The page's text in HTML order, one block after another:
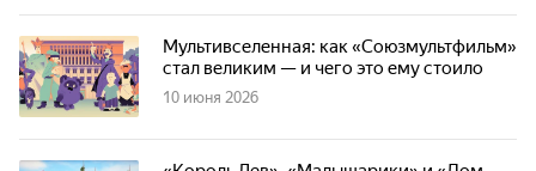
Мультивселенная: как «Союзмультфильм»
стал великим — и чего это ему стоило
10 июня 2026